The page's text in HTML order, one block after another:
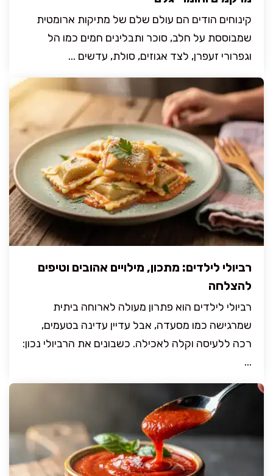
קינוחים הודים הם עולם שלם של מתיקות ארומטית
שמבוססת על חלב, סוכר ותבלינים חמים כמו הל
וגפרורי זעפרן, לצד אגוזים, סולת, עדשים ...
רביולי לילדים: מתכון, מילויים אהובים וטיפים
להצלחה
רביולי לילדים הוא פתרון מעולה לארוחה ביתית
שמרגישה כמו מסעדה, אבל עדיין עדינה בטעמים,
רכה ללעיסה וקלה לאכילה. כשבונים את הרביולי נכון:
...